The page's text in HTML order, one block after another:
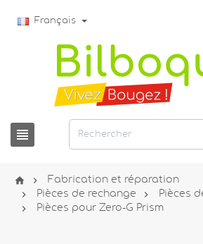
Français

  Fabrication et réparation
 Pièces de rechange  Pièces
 Pièces pour Zero-G Prism